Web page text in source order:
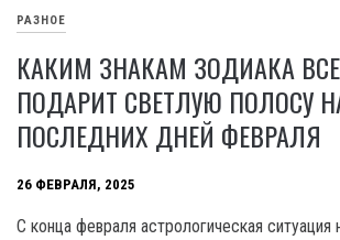
РАЗНОЕ
КАКИМ ЗНАКАМ ЗОДИАКА
ПОДАРИТ СВЕТЛУЮ ПОЛОСУ
ПОСЛЕДНИХ ДНЕЙ ФЕВРАЛЯ
26 ФЕВРАЛЯ, 2025
С конца февраля астрологическая ситуация